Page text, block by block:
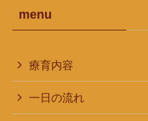
menu
療育内容
一日の流れ